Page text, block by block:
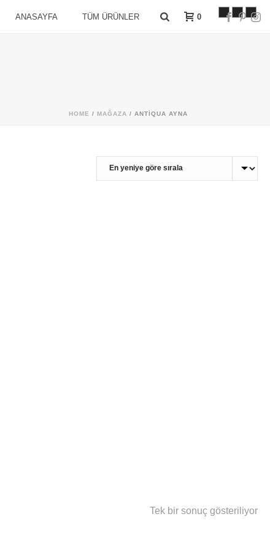
ANASAYFA TÜM ÜRÜNLER 0
HOME / MAĞAZA / ANTIQUA AYNA
Tek bir sonuç gösteriliyor